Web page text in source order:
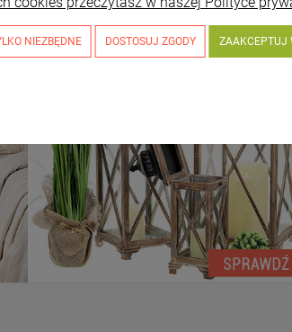
NIEZBĘDNE DOSTOSUJ ZGODY ZAAKCEPTUJ